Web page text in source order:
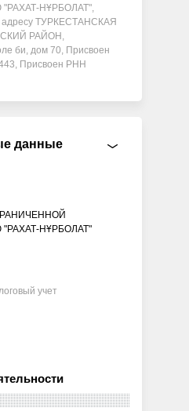
НҰРБОЛАТ",
адресу ТУРКЕСТАНСКАЯ
РАЙОН,
70, Присвоен
РНН
данные
НҰРБОЛАТ"
учет